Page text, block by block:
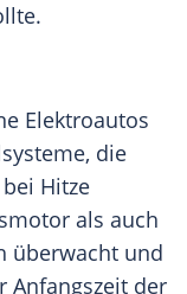
Elektroautos
die
Hitze
als auch
überwacht und
Anfangszeit der